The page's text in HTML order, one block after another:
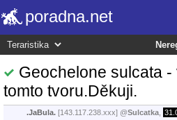
poradna.net
Geochelone sulcata
tomto tvoru.Děkuji.
.JaBula. [143.117.238.xxx] @Sulcatka